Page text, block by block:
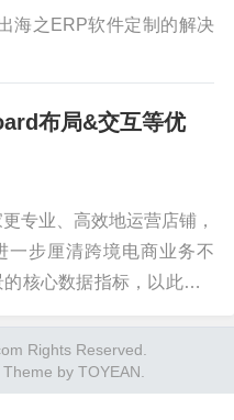
海之ERP软件定制的解决
布局&交互等优
专业、高效地运营店铺，
一步厘清跨境电商业务不
核心数据指标，以此对D
等进行优化升级。...
Rights Reserved.
Theme by TOYEAN